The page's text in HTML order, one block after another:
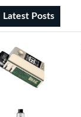
Latest Posts